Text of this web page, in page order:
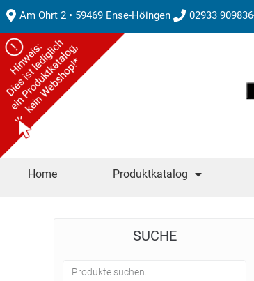
Am Ohrt 2 • 59469 Ense-Höingen 02933
Home Produktkatalog
SUCHE